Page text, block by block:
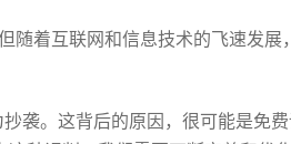
着互联网和信息技术的飞速发展
袭。这背后的原因，很可能是免